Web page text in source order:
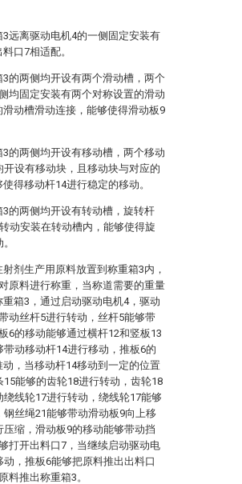
远离驱动电机4的一侧固定安装有
口7相适配。
的两侧均开设有两个滑动槽，两个
均固定安装有两个对称设置的滑动
动槽滑动连接，能够使得滑动板9
的两侧均开设有移动槽，两个移动
设有移动块，且移动块与对应的
得移动杆14进行稳定的移动。
的两侧均开设有转动槽，旋转杆
动安装在转动槽内，能够使得旋
剂生产用原料放置到称重箱3内，
原料进行称重，当称道需要的重量
箱3，通过启动驱动电机4，驱动
动丝杆5进行转动，丝杆5能够带
6的移动能够通过横杆12和竖板13
动移动杆14进行移动，推板6的
，当移动杆14移动到一定的位置
能够的齿轮18进行转动，齿轮18
线轮17进行转动，绕线轮17能够
丝绳21能够带动滑动板9向上移
缩，滑动板9的移动能够带动挡
打开出料口7，当继续启动驱动电
，推板6能够把原料推出出料口
料推出称重箱3。